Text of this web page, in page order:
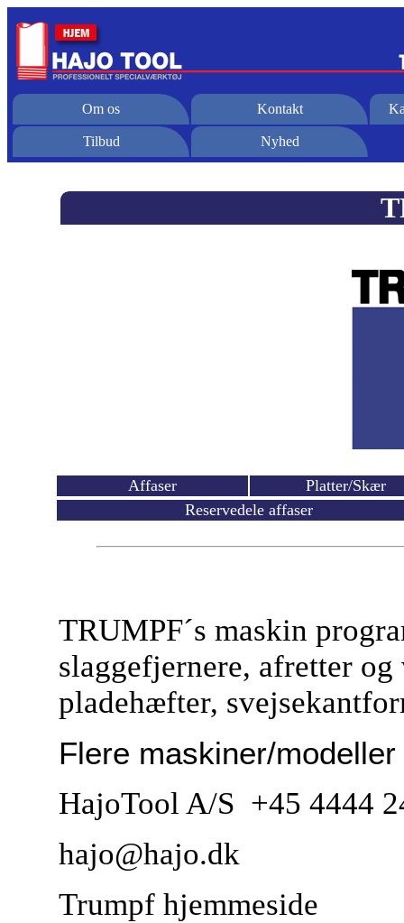
Om os Kontakt
Tilbud Nyhed
Affaser
Platter/Skær
Reservedele affaser
TRUMPF´s maskin
slaggefjernere, afretter
pladehæfter,
Flere maskiner/
HajoTool A/S +45 4444
hajo@hajo.dk
Trumpf hjemmeside